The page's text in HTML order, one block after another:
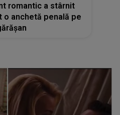
romantic a stârnit
o anchetă penală pe